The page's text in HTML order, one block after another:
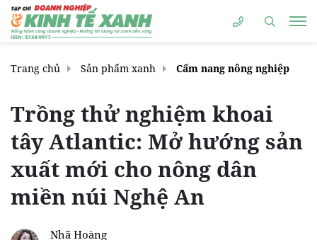
Trang chủ Sản phẩm xanh Cẩm nang nông nghiệp
Trồng thử nghiệm khoai
tây Atlantic: Mở hướng sản
xuất mới cho nông dân
miền núi Nghệ An
Nhã Hoàng